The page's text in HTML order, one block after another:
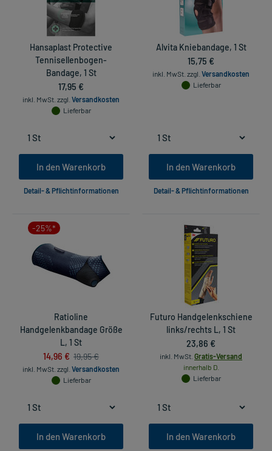
Hansaplast Protective
Tennisellenbogen-
Bandage, 1 St
17,95 €
inkl. MwSt. zzgl. Versandkosten
Lieferbar
In den Warenkorb
Detail- & Pflichtinformationen
Alvita Kniebandage, 1 St
15,75 €
inkl. MwSt. zzgl. Versandkosten
Lieferbar
In den Warenkorb
Detail- & Pflichtinformationen
-25%*
Ratioline
Handgelenkbandage Größe
L, 1 St
14,96 € 19,95 €
inkl. MwSt. zzgl. Versandkosten
Lieferbar
In den Warenkorb
Futuro Handgelenkschiene
links/rechts L, 1 St
23,86 €
inkl. MwSt. Gratis-Versand
innerhalb D.
Lieferbar
In den Warenkorb